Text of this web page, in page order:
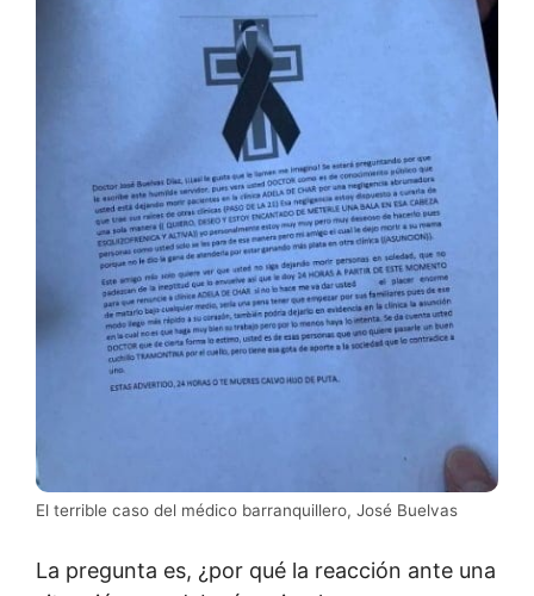
El terrible caso del médico barranquillero, José Buelvas
La pregunta es, ¿por qué la reacción ante una